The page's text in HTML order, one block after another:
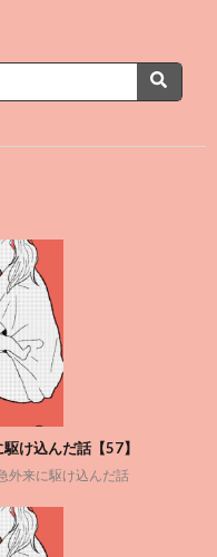
け込んだ話【57】
外来に駆け込んだ話